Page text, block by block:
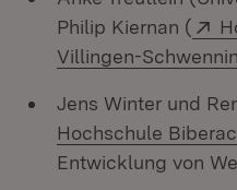
Philip Kiernan (
Villingen-
Jens Winter und
Hochschule
Entwicklung von